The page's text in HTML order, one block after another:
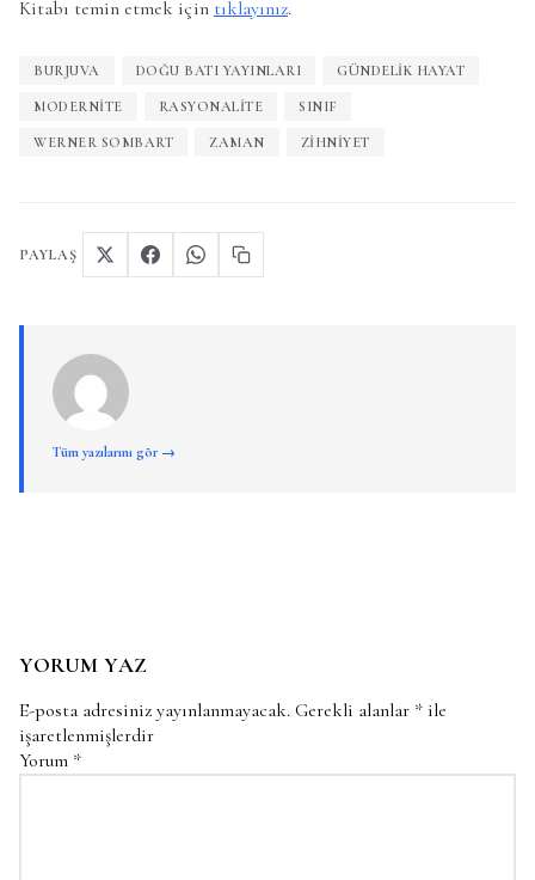
Kitabı temin etmek için tıklayınız.
BURJUVA DOĞU BATI YAYINLARI GÜNDELIK HAYAT
MODERNITE RASYONALITE SINIF
WERNER SOMBART ZAMAN ZIHNIYET
PAYLAŞ
Tüm yazılarını gör →
YORUM YAZ
E-posta adresiniz yayınlanmayacak. Gerekli alanlar * ile
işaretlenmişlerdir
Yorum *